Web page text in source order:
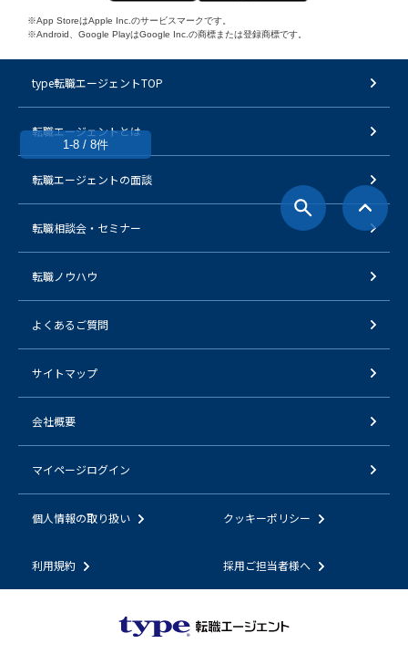
1-8 / 8件
※App StoreはApple Inc.のサービスマークです。
※Android、Google PlayはGoogle Inc.の商標または登録商標です。
type転職エージェントTOP
転職エージェントとは
転職エージェントの面談
転職相談会・セミナー
転職ノウハウ
よくあるご質問
サイトマップ
会社概要
マイページログイン
個人情報の取り扱い クッキーポリシー
利用規約 採用ご担当者様へ